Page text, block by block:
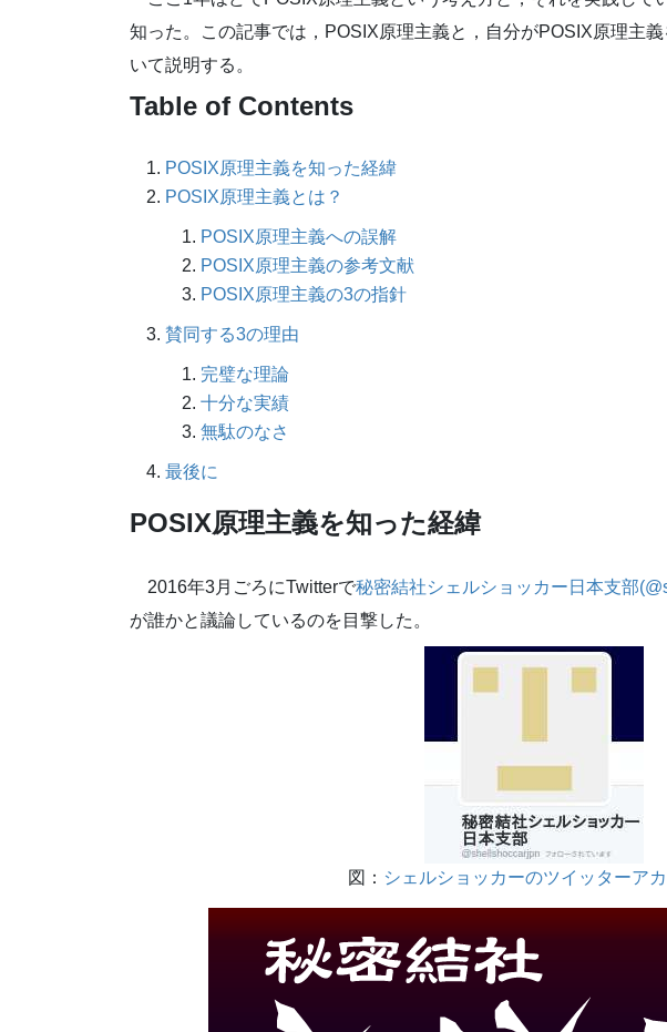
知った。この記事では，POSIX原理主義と，自分がPOSIX原理主
いて説明する。
Table of Contents
POSIX原理主義を知った経緯
POSIX原理主義とは？
POSIX原理主義への誤解
POSIX原理主義の参考文献
POSIX原理主義の3の指針
賛同する3の理由
完璧な理論
十分な実績
無駄のなさ
最後に
POSIX原理主義を知った経緯
2016年3月ごろにTwitterで秘密結社シェルショッカー日本支部
が誰かと議論しているのを目撃した。
シェルショッカーのツイッターア